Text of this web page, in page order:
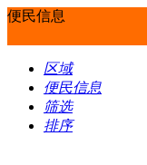
便民信息
区域
便民信息
筛选
排序